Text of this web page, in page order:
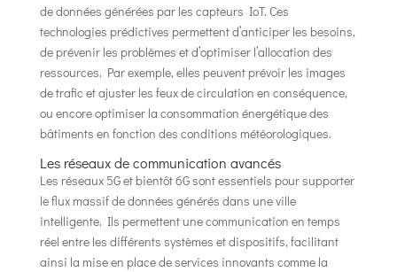
de données générées par les capteurs IoT. Ces
technologies prédictives permettent d’anticiper les besoins,
de prévenir les problèmes et d’optimiser l’allocation des
ressources. Par exemple, elles peuvent prévoir les images
de trafic et ajuster les feux de circulation en conséquence,
ou encore optimiser la consommation énergétique des
bâtiments en fonction des conditions météorologiques.
Les réseaux de communication avancés
Les réseaux 5G et bientôt 6G sont essentiels pour supporter
le flux massif de données générés dans une ville
intelligente. Ils permettent une communication en temps
réel entre les différents systèmes et dispositifs, facilitant
ainsi la mise en place de services innovants comme la